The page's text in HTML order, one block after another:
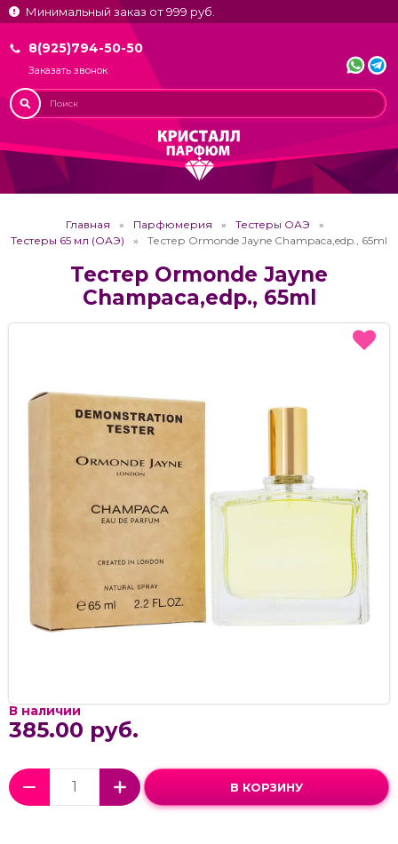
Минимальный заказ от 999 руб.
8(925)794-50-50
Заказать звонок
Главная Парфюмерия
Тестеры ОАЭ
Тестеры 65 мл (ОАЭ)
Тестер Ormonde Jayne Champaca,edp., 65ml
Тестер Ormonde Jayne
Champaca,edp., 65ml
В наличии
385.00 руб.
В КОРЗИНУ